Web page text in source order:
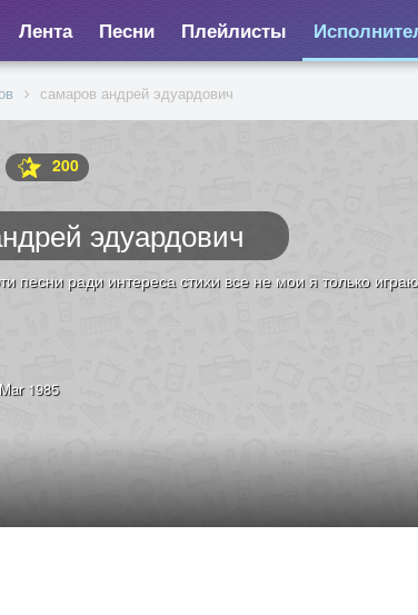
Лента Песни Плейлисты
самаров андрей эдуардович
200
эдуардович
песни ради интереса стихи все не мои я только
1985